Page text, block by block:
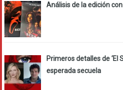
Análisis de la edición
Primeros detalles de ‘El
esperada secuela